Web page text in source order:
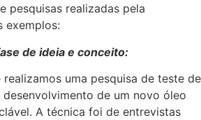
pesquisas realizadas pela
exemplos:
de ideia e conceito:
realizamos uma pesquisa de teste de
de um novo óleo
A técnica foi de entrevistas